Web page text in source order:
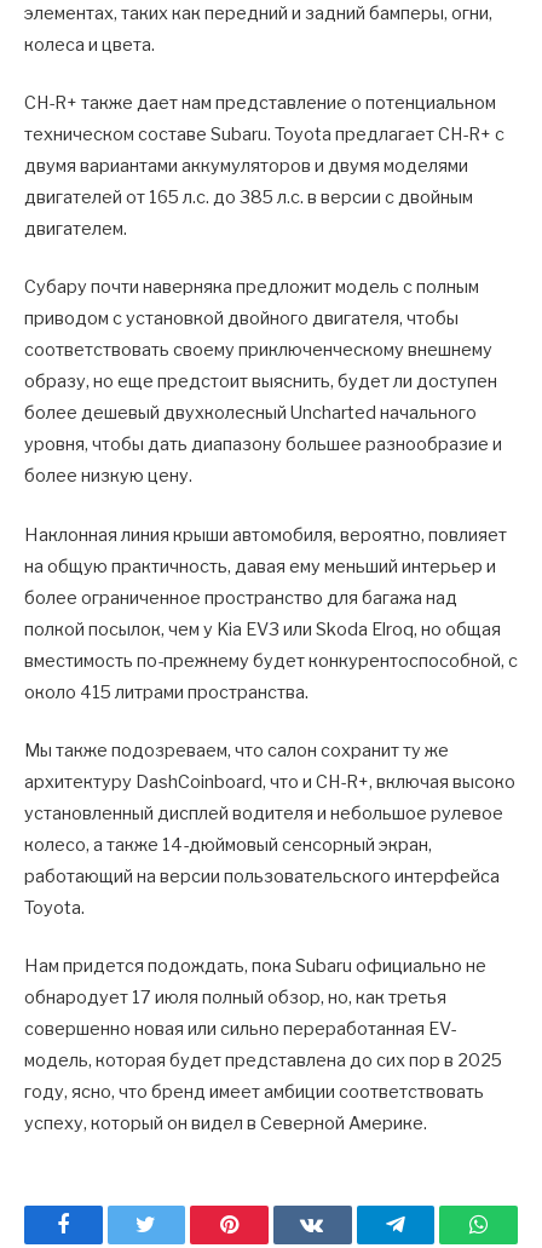
элементах, таких как передний и задний бамперы, огни,
колеса и цвета.
CH-R+ также дает нам представление о потенциальном
техническом составе Subaru. Toyota предлагает CH-R+ с
двумя вариантами аккумуляторов и двумя моделями
двигателей от 165 л.с. до 385 л.с. в версии с двойным
двигателем.
Субару почти наверняка предложит модель с полным
приводом с установкой двойного двигателя, чтобы
соответствовать своему приключенческому внешнему
образу, но еще предстоит выяснить, будет ли доступен
более дешевый двухколесный Uncharted начального
уровня, чтобы дать диапазону большее разнообразие и
более низкую цену.
Наклонная линия крыши автомобиля, вероятно, повлияет
на общую практичность, давая ему меньший интерьер и
более ограниченное пространство для багажа над
полкой посылок, чем у Kia EV3 или Skoda Elroq, но общая
вместимость по-прежнему будет конкурентоспособной, с
около 415 литрами пространства.
Мы также подозреваем, что салон сохранит ту же
архитектуру DashCoinboard, что и CH-R+, включая высоко
установленный дисплей водителя и небольшое рулевое
колесо, а также 14-дюймовый сенсорный экран,
работающий на версии пользовательского интерфейса
Toyota.
Нам придется подождать, пока Subaru официально не
обнародует 17 июля полный обзор, но, как третья
совершенно новая или сильно переработанная EV-
модель, которая будет представлена до сих пор в 2025
году, ясно, что бренд имеет амбиции соответствовать
успеху, который он видел в Северной Америке.
Facebook Pinterest ВКонтактеTelegram